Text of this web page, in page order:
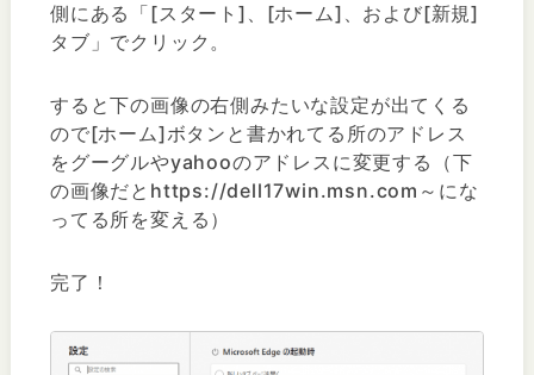
側にある「[スタート]、[ホーム]、および[新規]
タブ」でクリック。
すると下の画像の右側みたいな設定が出てくる
ので[ホーム]ボタンと書かれてる所のアドレス
をグーグルやyahooのアドレスに変更する（下
の画像だとhttps://dell17win.msn.com～にな
ってる所を変える）
完了！